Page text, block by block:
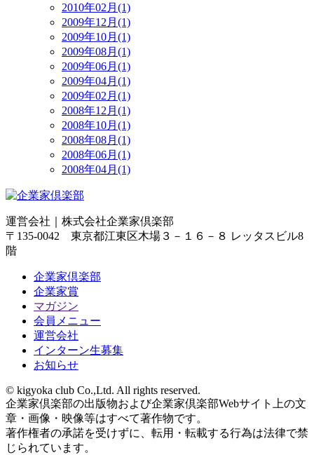
2010年02月(1)
2009年12月(1)
2009年10月(1)
2009年08月(1)
2009年06月(1)
2009年04月(1)
2009年02月(1)
2008年12月(1)
2008年10月(1)
2008年08月(1)
2008年06月(1)
2008年04月(1)
運営会社｜ 株式会社企業家倶楽部
〒135-0042 東京都江東区木場３－１６－８ レッタスビル8
階
企業家倶楽部
企業家賞
マガジン
会員メニュー
運営会社
インターン生募集
お知らせ
© kigyoka club Co.,Ltd. All rights reserved.
企業家倶楽部の出版物および企業家倶楽部Webサイト上の文
章・画像・映像等はすべて著作物です。
著作権者の承諾を受けずに、転用・転載する行為は法律で禁
じられています。